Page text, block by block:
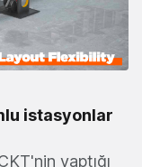
istasyonlar
yaptığı